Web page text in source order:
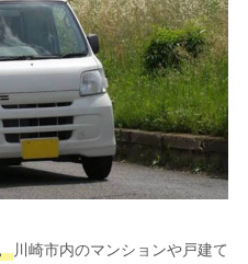
川崎市内のマンションや戸建て